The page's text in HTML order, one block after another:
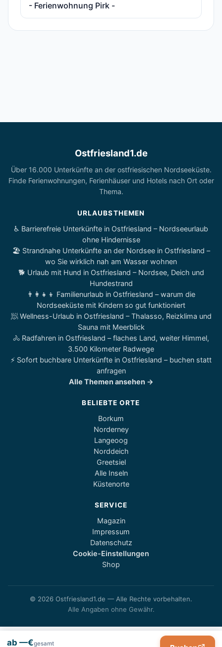
- Ferienwohnung Pirk -
ab —€gesamt
Ostfriesland1.de
Über 16.000 Unterkünfte an der ostfriesischen Nordseeküste.
Finde Ferienwohnungen, Ferienhäuser und Hotels nach Ort oder
Thema.
URLAUBSTHEMEN
♿ Barrierefreie Unterkünfte in Ostfriesland – Nordseeurlaub
ohne Hindernisse
🏖️ Strandnahe Unterkünfte an der Nordsee in Ostfriesland –
wo Sie wirklich nah am Wasser wohnen
🐕 Urlaub mit Hund in Ostfriesland – Nordsee, Deich und
Hundestrand
👨‍👩‍👧‍👦 Familienurlaub in Ostfriesland – warum die
Nordseeküste mit Kindern so gut funktioniert
🧖 Wellness-Urlaub in Ostfriesland – Thalasso, Reizklima und
Sauna mit Meerblick
🚴 Radfahren in Ostfriesland – flaches Land, weiter Himmel,
3.500 Kilometer Radwege
⚡ Sofort buchbare Unterkünfte in Ostfriesland – buchen statt
anfragen
Alle Themen ansehen →
BELIEBTE ORTE
Borkum
Norderney
Langeoog
Norddeich
Greetsiel
Alle Inseln
Küstenorte
SERVICE
Magazin
Impressum
Datenschutz
Cookie-Einstellungen
Shop
© 2026 Ostfriesland1.de — Alle Rechte vorbehalten.
Alle Angaben ohne Gewähr.